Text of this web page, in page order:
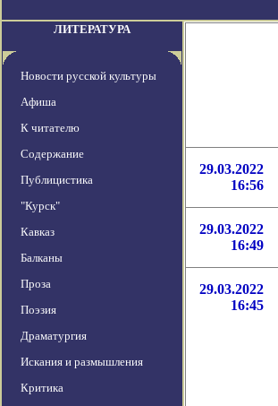
ЛИТЕРАТУРА
Новости русской культуры
Афиша
К читателю
Содержание
Публицистика
"Курск"
Кавказ
Балканы
Проза
Поэзия
Драматургия
Искания и размышления
Критика
29.03.2022
16:56
29.03.2022
16:49
29.03.2022
16:45